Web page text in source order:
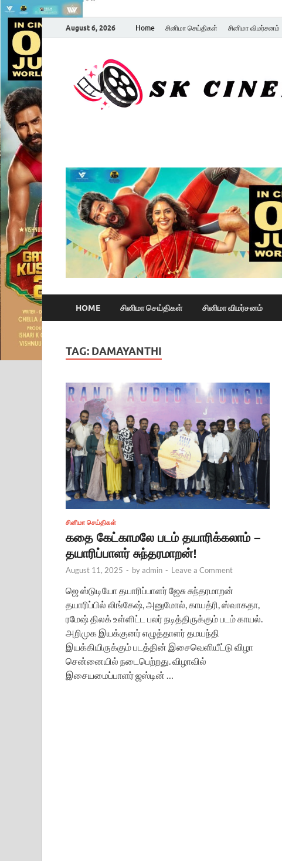
August 6, 2026 Home சினிமா செய்திகள் சினிமா விமர்சனம்
HOME சினிமா செய்திகள் சினிமா விமர்சனம்
TAG: DAMAYANTHI
சினிமா செய்திகள்
கதை கேட்காமலே படம் தயாரிக்கலாம் –
தயாரிப்பாளர் சுந்தரமாறன்!
August 11, 2025 - byadmin - Leave a Comment
ஜெ ஸ்டுடியோ தயாரிப்பாளர் ஜேசு சுந்தரமாறன்
தயாரிப்பில் லிங்கேஷ், அனுமோல், காயத்ரி, ஸ்வாகதா,
ரமேஷ் திலக் உள்ளிட்ட பலர் நடித்திருக்கும் படம் காயல்.
அறிமுக இயக்குனர் எழுத்தாளர் தமயந்தி
இயக்கியிருக்கும் படத்தின் இசைவெளியீட்டு விழா
சென்னையில் நடைபெற்றது. விழாவில்
இசையமைப்பாளர் ஜஸ்டின் …